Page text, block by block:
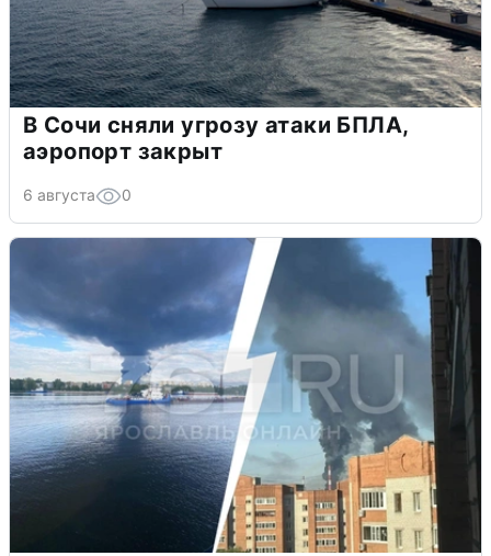
В Сочи сняли угрозу атаки БПЛА,
аэропорт закрыт
6 августа 0